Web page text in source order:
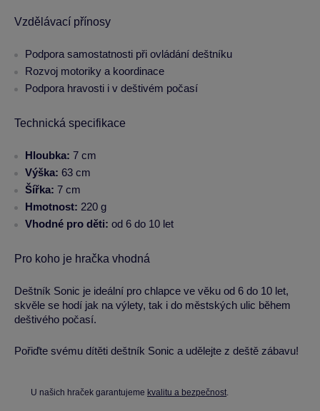
Vzdělávací přínosy
Podpora samostatnosti při ovládání deštníku
Rozvoj motoriky a koordinace
Podpora hravosti i v deštivém počasí
Technická specifikace
Hloubka: 7 cm
Výška: 63 cm
Šířka: 7 cm
Hmotnost: 220 g
Vhodné pro děti: od 6 do 10 let
Pro koho je hračka vhodná
Deštník Sonic je ideální pro chlapce ve věku od 6 do 10 let,
skvěle se hodí jak na výlety, tak i do městských ulic během
deštivého počasí.
Pořiďte svému dítěti deštník Sonic a udělejte z deště zábavu!
U našich hraček garantujeme kvalitu a bezpečnost.